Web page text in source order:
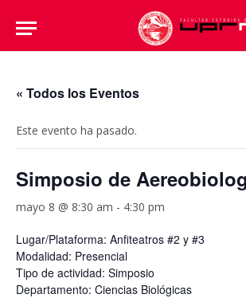
« Todos los Eventos
Este evento ha pasado.
Simposio de
mayo 8 @ 8:30 am - 4:30 pm
Lugar/Plataforma: Anfiteatros #2 y #3
Modalidad: Presencial
Tipo de actividad: Simposio
Departamento: Ciencias Biológicas